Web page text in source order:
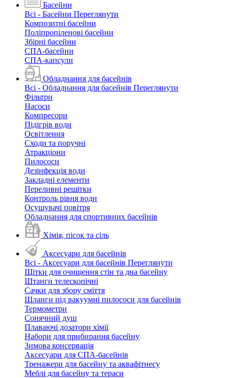
Басейни
Всі - Басейни Переглянути
Композитні басейни
Поліпропіленові басейни
Збірні басейни
СПА-басейни
СПА-капсули
Обладнання для басейнів
Всі - Обладнання для басейнів Переглянути
Фільтри
Насоси
Компресори
Підігрів води
Освітлення
Сходи та поручні
Атракціони
Пилососи
Дезінфекція води
Закладні елементи
Переливні решітки
Контроль рівня води
Осушувачі повітря
Обладнання для спортивних басейнів
Хімія, пісок та сіль
Аксесуари для басейнів
Всі - Аксесуари для басейнів Переглянути
Щітки для очищення стін та дна басейну
Штанги телескопічні
Сачки для збору сміття
Шланги під вакуумні пилососи для басейнів
Термометри
Сонячний душ
Плаваючі дозатори хімії
Набори для прибирання басейну
Зимова консервація
Аксесуари для СПА-басейнів
Тренажери для басейну та аквафітнесу
Меблі для басейну та тераси